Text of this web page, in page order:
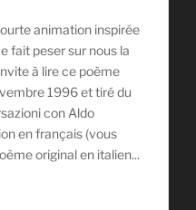
animation inspirée
fait peser sur nous la
à lire ce poème
1996 et tiré du
con Aldo
en français (vous
original en italien...